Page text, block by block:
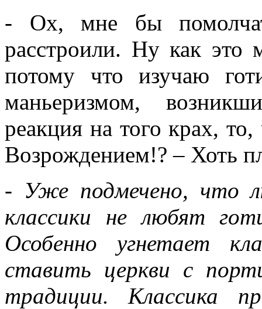
- Ох, мне бы
расстроили. Ну как это
потому что изучаю
маньеризмом,
реакция на того крах,
Возрождением!? – Хоть
- Уже подмечено, что
классики не любят
Особенно угнетает
ставить церкви с
традиции. Классика